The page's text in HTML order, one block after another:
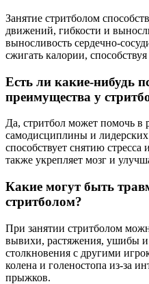
Занятие стритболом
движений, гибкости и
выносливость сердечно-
сжигать калории,
Есть ли какие-нибудь
преимущества у
Да, стритбол может помочь в
самодисциплины и
способствует снятию
также укрепляет мозг и
Какие могут быть
стритболом?
При занятии стритболом
вывихи, растяжения, ушибы
столкновения с другими
колена и голеностопа из-за
прыжков.